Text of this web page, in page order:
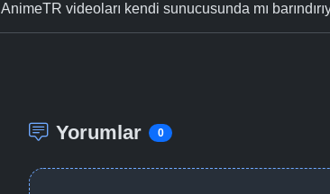
AnimeTR videoları kendi sunucusunda mı
Yorumlar 0